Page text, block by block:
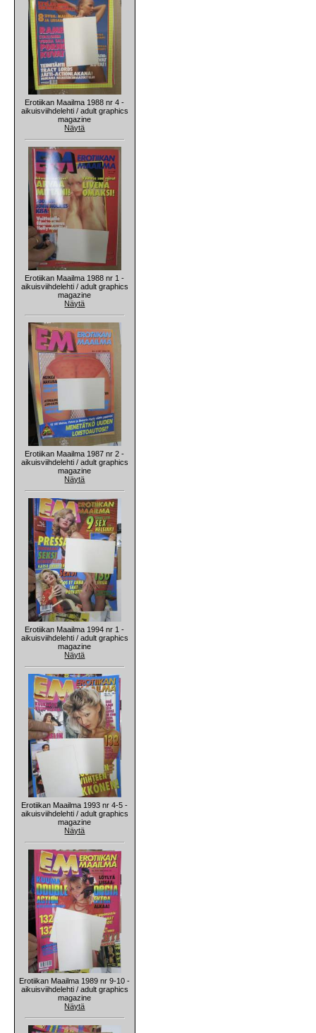
Erotiikan Maailma 1988 nr 4 -
aikuisviihdelehti / adult graphics
magazine
Näytä
Erotiikan Maailma 1988 nr 1 -
aikuisviihdelehti / adult graphics
magazine
Näytä
Erotiikan Maailma 1987 nr 2 -
aikuisviihdelehti / adult graphics
magazine
Näytä
Erotiikan Maailma 1994 nr 1 -
aikuisviihdelehti / adult graphics
magazine
Näytä
Erotiikan Maailma 1993 nr 4-5 -
aikuisviihdelehti / adult graphics
magazine
Näytä
Erotiikan Maailma 1989 nr 9-10 -
aikuisviihdelehti / adult graphics
magazine
Näytä